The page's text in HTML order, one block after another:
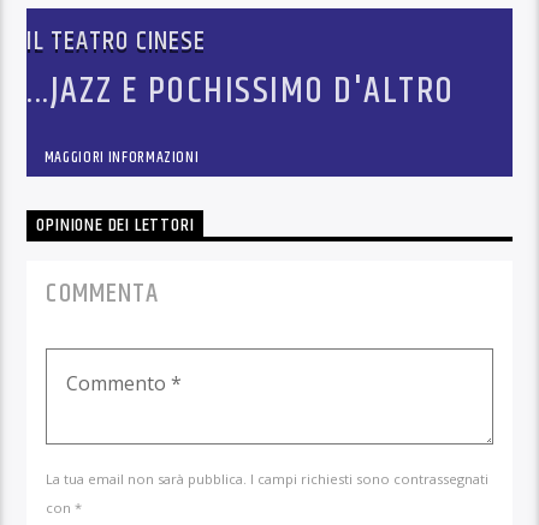
IL TEATRO CINESE
...JAZZ E POCHISSIMO D'ALTRO
MAGGIORI INFORMAZIONI
OPINIONE DEI LETTORI
COMMENTA
La tua email non sarà pubblica. I campi richiesti sono contrassegnati
con *